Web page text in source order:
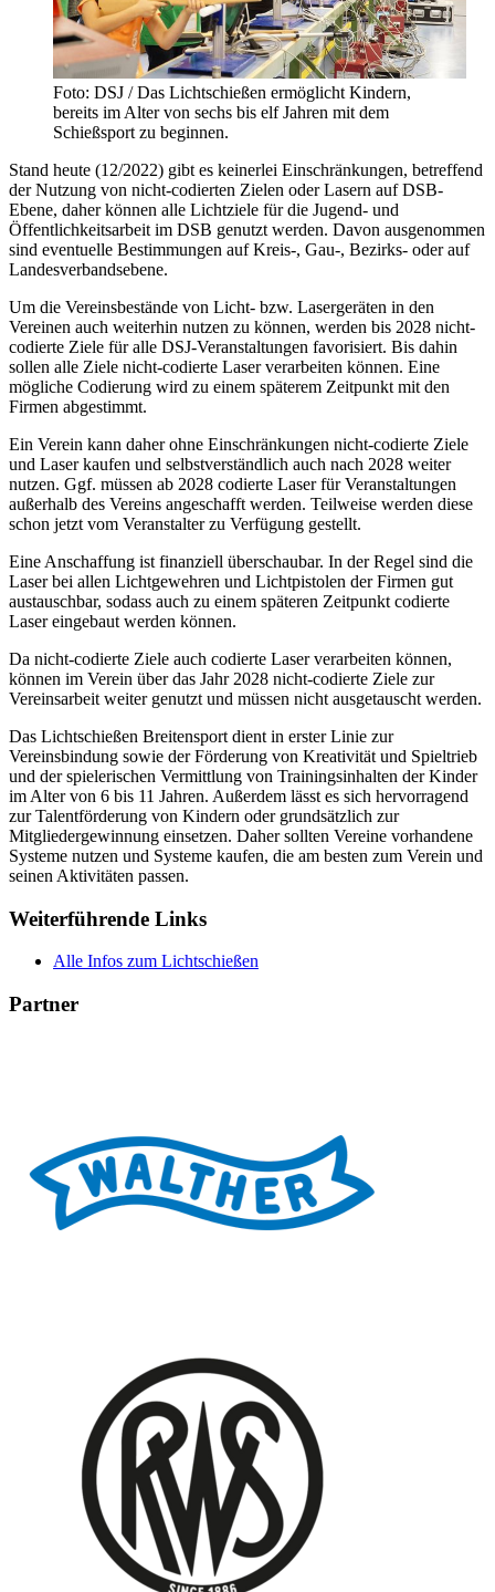
Foto: DSJ / Das Lichtschießen ermöglicht Kindern,
bereits im Alter von sechs bis elf Jahren mit dem
Schießsport zu beginnen.
Stand heute (12/2022) gibt es keinerlei Einschränkungen, betreffend
der Nutzung von nicht-codierten Zielen oder Lasern auf DSB-
Ebene, daher können alle Lichtziele für die Jugend- und
Öffentlichkeitsarbeit im DSB genutzt werden. Davon ausgenommen
sind eventuelle Bestimmungen auf Kreis-, Gau-, Bezirks- oder auf
Landesverbandsebene.
Um die Vereinsbestände von Licht- bzw. Lasergeräten in den
Vereinen auch weiterhin nutzen zu können, werden bis 2028 nicht-
codierte Ziele für alle DSJ-Veranstaltungen favorisiert. Bis dahin
sollen alle Ziele nicht-codierte Laser verarbeiten können. Eine
mögliche Codierung wird zu einem späterem Zeitpunkt mit den
Firmen abgestimmt.
Ein Verein kann daher ohne Einschränkungen nicht-codierte Ziele
und Laser kaufen und selbstverständlich auch nach 2028 weiter
nutzen. Ggf. müssen ab 2028 codierte Laser für Veranstaltungen
außerhalb des Vereins angeschafft werden. Teilweise werden diese
schon jetzt vom Veranstalter zu Verfügung gestellt.
Eine Anschaffung ist finanziell überschaubar. In der Regel sind die
Laser bei allen Lichtgewehren und Lichtpistolen der Firmen gut
austauschbar, sodass auch zu einem späteren Zeitpunkt codierte
Laser eingebaut werden können.
Da nicht-codierte Ziele auch codierte Laser verarbeiten können,
können im Verein über das Jahr 2028 nicht-codierte Ziele zur
Vereinsarbeit weiter genutzt und müssen nicht ausgetauscht werden.
Das Lichtschießen Breitensport dient in erster Linie zur
Vereinsbindung sowie der Förderung von Kreativität und Spieltrieb
und der spielerischen Vermittlung von Trainingsinhalten der Kinder
im Alter von 6 bis 11 Jahren. Außerdem lässt es sich hervorragend
zur Talentförderung von Kindern oder grundsätzlich zur
Mitgliedergewinnung einsetzen. Daher sollten Vereine vorhandene
Systeme nutzen und Systeme kaufen, die am besten zum Verein und
seinen Aktivitäten passen.
Weiterführende Links
Alle Infos zum Lichtschießen
Partner